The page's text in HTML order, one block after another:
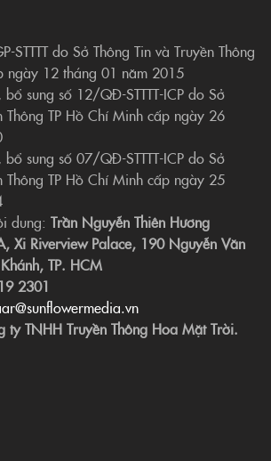
STTTT do Sở Thông Tin và Truyền Thông
ngày 12 tháng 01 năm 2015
sung số 12/QĐ-STTTT-ICP do Sở
Thông TP Hồ Chí Minh cấp ngày 26
sung số 07/QĐ-STTTT-ICP do Sở
Thông TP Hồ Chí Minh cấp ngày 25
dung: Trần Nguyễn Thiên Hương
Xi Riverview Palace, 190 Nguyễn Văn
TP. HCM
2301
ty TNHH Truyền Thông Hoa Mặt Trời.